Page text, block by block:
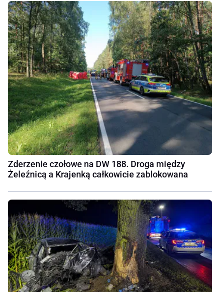
Zderzenie czołowe na DW 188. Droga między
Żeleźnicą a Krajenką całkowicie zablokowana